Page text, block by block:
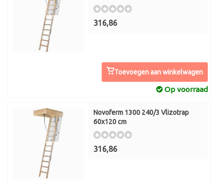
316,86
Toevoegen aan winkelwagen
Op voorraad
Novoferm 1300 240/3 Vlizotrap
60x120 cm
316,86